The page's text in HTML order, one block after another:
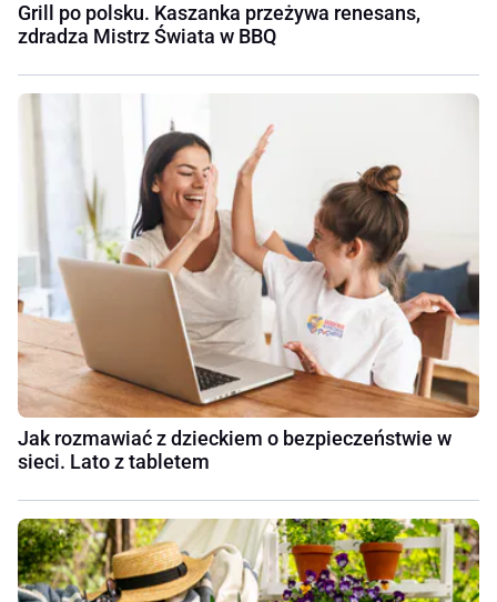
Grill po polsku. Kaszanka przeżywa renesans,
zdradza Mistrz Świata w BBQ
Jak rozmawiać z dzieckiem o bezpieczeństwie w
sieci. Lato z tabletem